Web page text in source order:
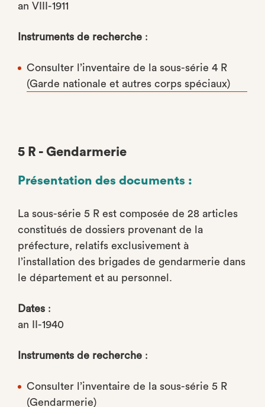
an VIII-1911
Instruments de recherche :
Consulter l’inventaire de la sous-série 4 R
(Garde nationale et autres corps spéciaux)
5 R - Gendarmerie
Présentation des documents :
La sous-série 5 R est composée de 28 articles
constitués de dossiers provenant de la
préfecture, relatifs exclusivement à
l’installation des brigades de gendarmerie dans
le département et au personnel.
Dates :
an II-1940
Instruments de recherche :
Consulter l’inventaire de la sous-série 5 R
(Gendarmerie)